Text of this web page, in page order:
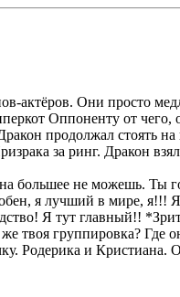
актёров. Они просто
Оппоненту от
продолжал стоять
за ринг. Дракон
большее не можешь.
я лучший в мире,
Я тут главный!!
группировка? Где
Родерика и